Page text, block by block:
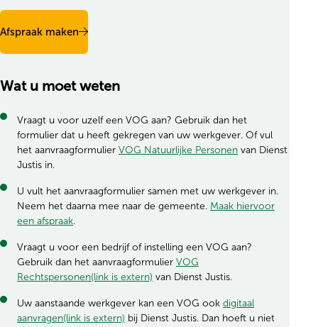
Afspraak maken
Wat u moet weten
Vraagt u voor uzelf een VOG aan? Gebruik dan het
formulier dat u heeft gekregen van uw werkgever. Of vul
het aanvraagformulier VOG Natuurlijke Personen van Dienst
Justis in.
U vult het aanvraagformulier samen met uw werkgever in.
Neem het daarna mee naar de gemeente. Maak hiervoor
een afspraak
Vraagt u voor een bedrijf of instelling een VOG aan?
Gebruik dan het aanvraagformulier VOG
Rechtspersonen(link is extern) van Dienst Justis.
Uw aanstaande werkgever kan een VOG ook digitaal
aanvragen(link is extern) bij Dienst Justis. Dan hoeft u niet